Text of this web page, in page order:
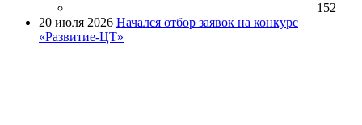
152
20 июля 2026 Начался отбор заявок на конкурс
«Развитие-ЦТ»